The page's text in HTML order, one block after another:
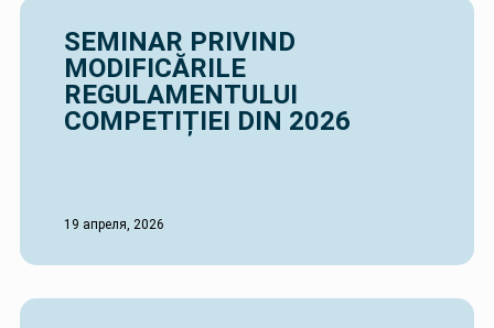
SEMINAR PRIVIND
MODIFICĂRILE
REGULAMENTULUI
COMPETIȚIEI DIN 2026
19 апреля, 2026